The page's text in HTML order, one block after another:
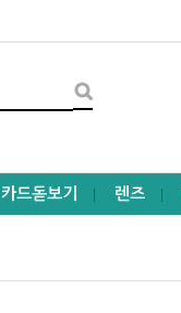
카드돋보기 렌즈